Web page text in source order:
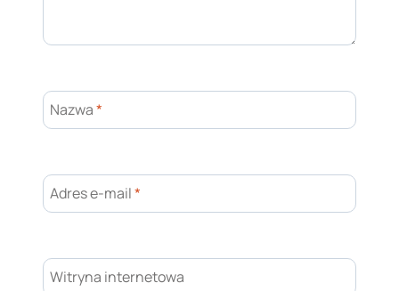
Nazwa*
Adres e-mail*
Witryna internetowa